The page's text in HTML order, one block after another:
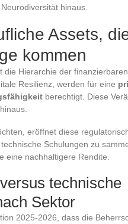
hinaus.
Assets,
kommen
Hierarchie der finanzierbaren
Resilienz, werden für eine
berechtigt. Diese
eröffnet diese
Schulungen zu
eine nachhaltigere Rendite.
technische
Sektor
2025-2026, dass die